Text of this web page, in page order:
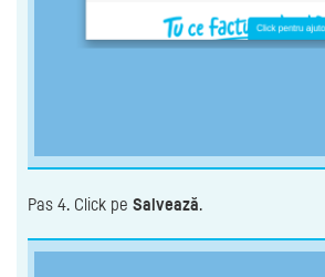
Pas 4. Click pe Salvează.